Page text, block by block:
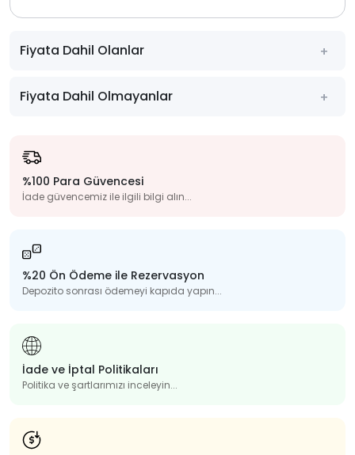
Fiyata Dahil Olanlar
Fiyata Dahil Olmayanlar
%100 Para Güvencesi
İade güvencemiz ile ilgili bilgi alın...
%20 Ön Ödeme ile Rezervasyon
Depozito sonrası ödemeyi kapıda yapın...
İade ve İptal Politikaları
Politika ve şartlarımızı inceleyin...